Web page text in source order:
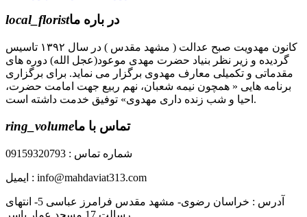
local_floristدر باره ما
کانون مهدویت صبح عدالت ( مشهد مقدس ) در سال ۱۳۹۲ تاسیس
گردیده و زیر نظر بنیاد حضرت مهدی موعود(عجل الله) دوره های
مقدماتی و تکمیلی معارف مهدوی برگزار می نماید. برای برگزاری
برنامه هایی « همچون نیمه شعبان، نهم ربیع جهت امامت حضرت،
احیا و شب زنده داری مهدوی» توفیق خدمت داشته است.
ring_volumeتماس با ما
شماره تماس : 09159320793
ایمیل : info@mahdaviat313.com
آدرس : خراسان رضوی- مشهد مقدس فرامرز عباسی 5- انتهای
رسالت 17 مسجد عمار یاسر